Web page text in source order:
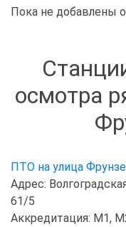
Пока не добавлены
осмотра
ПТО на улица
Адрес:
61/5
Аккредитация: M1,